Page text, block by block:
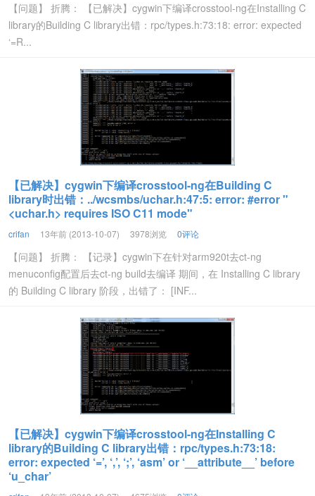
【问题】 折腾： 【已解决】cygwin下编译crosstool-ng在Installing C
library的Building C library出错：rpc/types.h:73:18: error: expected
‘=R...
【已解决】cygwin下编译crosstool-ng在Building C
library时出错：../wcsmbs/uchar.h:47:5: error: #error "
<uchar.h> requires ISO C11 mode"
crifan 13年前 (2013-10-07) 3978浏览 0评论
【问题】 折腾： 【记录】cygwin下在针对arm920t去ct-ng
menuconfig配置后去ct-ng build去编译 期间，在 Installing C library
的 Building C library 阶段，出错了： [INF...
【已解决】cygwin下编译crosstool-ng在Installing C
library的Building C library出错：rpc/types.h:73:18:
error: expected ‘=’, ‘,’, ‘;’, ‘asm’ or ‘__attribute__’ before
‘u_char’